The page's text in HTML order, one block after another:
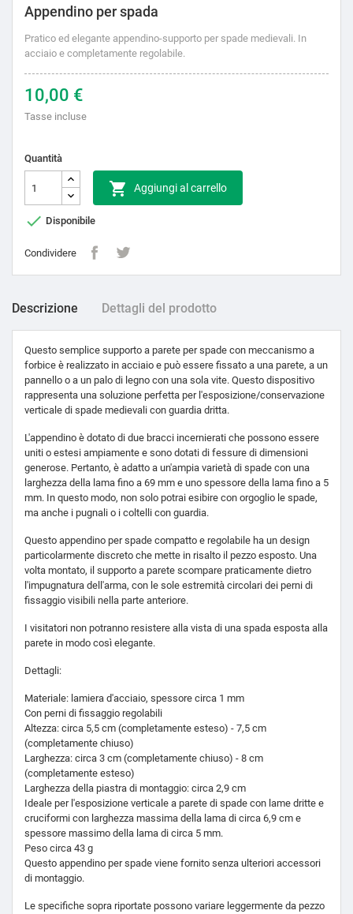
Appendino per spada
Pratico ed elegante appendino-supporto per spade medievali. In
acciaio e completamente regolabile.
10,00 €
Tasse incluse
Quantità
 Aggiungi al carrello
 Disponibile
Condividere
Descrizione Dettagli del prodotto
Questo semplice supporto a parete per spade con meccanismo a
forbice è realizzato in acciaio e può essere fissato a una parete, a un
pannello o a un palo di legno con una sola vite. Questo dispositivo
rappresenta una soluzione perfetta per l'esposizione/conservazione
verticale di spade medievali con guardia dritta.
L'appendino è dotato di due bracci incernierati che possono essere
uniti o estesi ampiamente e sono dotati di fessure di dimensioni
generose. Pertanto, è adatto a un'ampia varietà di spade con una
larghezza della lama fino a 69 mm e uno spessore della lama fino a 5
mm. In questo modo, non solo potrai esibire con orgoglio le spade,
ma anche i pugnali o i coltelli con guardia.
Questo appendino per spade compatto e regolabile ha un design
particolarmente discreto che mette in risalto il pezzo esposto. Una
volta montato, il supporto a parete scompare praticamente dietro
l'impugnatura dell'arma, con le sole estremità circolari dei perni di
fissaggio visibili nella parte anteriore.
I visitatori non potranno resistere alla vista di una spada esposta alla
parete in modo così elegante.
Dettagli:
Materiale: lamiera d'acciaio, spessore circa 1 mm
Con perni di fissaggio regolabili
Altezza: circa 5,5 cm (completamente esteso) - 7,5 cm
(completamente chiuso)
Larghezza: circa 3 cm (completamente chiuso) - 8 cm
(completamente esteso)
Larghezza della piastra di montaggio: circa 2,9 cm
Ideale per l'esposizione verticale a parete di spade con lame dritte e
cruciformi con larghezza massima della lama di circa 6,9 cm e
spessore massimo della lama di circa 5 mm.
Peso circa 43 g
Questo appendino per spade viene fornito senza ulteriori accessori
di montaggio.
Le specifiche sopra riportate possono variare leggermente da pezzo